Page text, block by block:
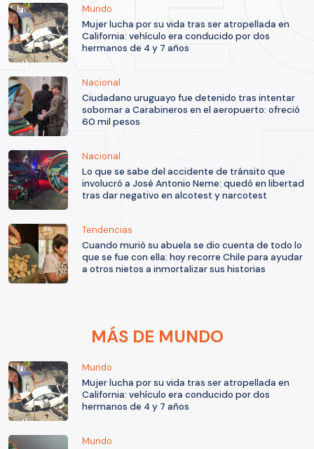
Mundo
Mujer lucha por su vida tras ser atropellada en
California: vehículo era conducido por dos
hermanos de 4 y 7 años
Nacional
Ciudadano uruguayo fue detenido tras intentar
sobornar a Carabineros en el aeropuerto: ofreció
60 mil pesos
Nacional
Lo que se sabe del accidente de tránsito que
involucró a José Antonio Neme: quedó en libertad
tras dar negativo en alcotest y narcotest
Tendencias
Cuando murió su abuela se dio cuenta de todo lo
que se fue con ella: hoy recorre Chile para ayudar
a otros nietos a inmortalizar sus historias
MÁS DE MUNDO
Mundo
Mujer lucha por su vida tras ser atropellada en
California: vehículo era conducido por dos
hermanos de 4 y 7 años
Mundo